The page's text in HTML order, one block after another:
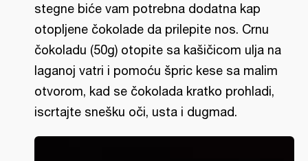
stegne biće vam potrebna dodatna kap
otopljene čokolade da prilepite nos. Crnu
čokoladu (50g) otopite sa kašičicom ulja na
laganoj vatri i pomoću špric kese sa malim
otvorom, kad se čokolada kratko prohladi,
iscrtajte snešku oči, usta i dugmad.